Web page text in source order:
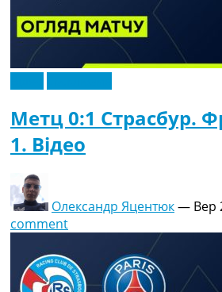
Метц 0:1 Страсбур.
1. Відео
Олександр Яцентюк— Вер
comment